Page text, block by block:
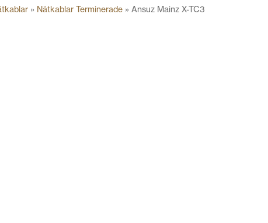
» Nätkablar Terminerade » Ansuz Mainz X-TC3